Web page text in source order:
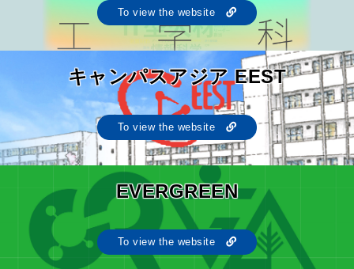
To view the website
キャンパスアジア EEST
To view the website
EVERGREEN
To view the website